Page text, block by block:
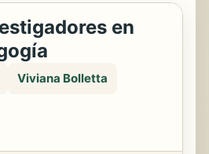
en
Viviana Bolletta